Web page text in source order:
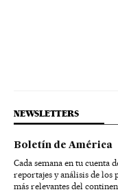
NEWSLETTERS
Boletín de América
Cada semana en tu cuenta
reportajes y análisis de los
más relevantes del